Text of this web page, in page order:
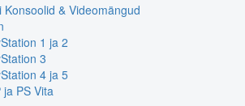
Konsoolid & Videomängud
1 ja 2
3
4 ja 5
ja PS Vita